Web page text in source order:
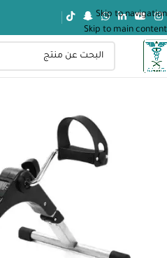
Skip to navigation
Skip to main content